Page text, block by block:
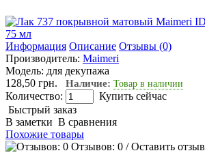
Информация Описание Отзывы (0)
Производитель: Maimeri
Модель: для декупажа
128,50 грн. Наличие: Товар в наличии
Количество:
Купить сейчас
Быстрый заказ
В заметки В сравнения
Похожие товары
Отзывов: 0 /Оставить отзыв